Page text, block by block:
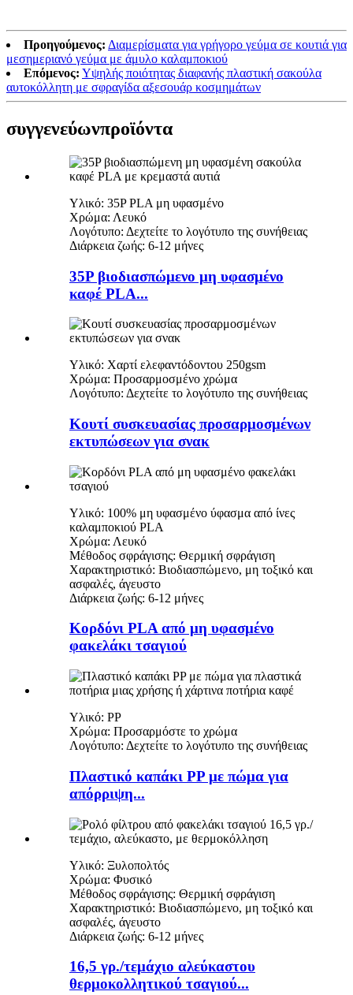
Προηγούμενος: Διαμερίσματα για γρήγορο γεύμα σε κουτιά για
μεσημεριανό γεύμα με άμυλο καλαμποκιού
Επόμενος: Υψηλής ποιότητας διαφανής πλαστική σακούλα
αυτοκόλλητη με σφραγίδα αξεσουάρ κοσμημάτων
συγγενεύωνπροϊόντα
Υλικό: 35P PLA μη υφασμένο
Χρώμα: Λευκό
Λογότυπο: Δεχτείτε το λογότυπο της συνήθειας
Διάρκεια ζωής: 6-12 μήνες
35P βιοδιασπώμενο μη υφασμένο
καφέ PLA...
Υλικό: Χαρτί ελεφαντόδοντου 250gsm
Χρώμα: Προσαρμοσμένο χρώμα
Λογότυπο: Δεχτείτε το λογότυπο της συνήθειας
Κουτί συσκευασίας προσαρμοσμένων
εκτυπώσεων για σνακ
Υλικό: 100% μη υφασμένο ύφασμα από ίνες
καλαμποκιού PLA
Χρώμα: Λευκό
Μέθοδος σφράγισης: Θερμική σφράγιση
Χαρακτηριστικό: Βιοδιασπώμενο, μη τοξικό και
ασφαλές, άγευστο
Διάρκεια ζωής: 6-12 μήνες
Κορδόνι PLA από μη υφασμένο
φακελάκι τσαγιού
Υλικό: PP
Χρώμα: Προσαρμόστε το χρώμα
Λογότυπο: Δεχτείτε το λογότυπο της συνήθειας
Πλαστικό καπάκι PP με πώμα για
απόρριψη...
Υλικό: Ξυλοπολτός
Χρώμα: Φυσικό
Μέθοδος σφράγισης: Θερμική σφράγιση
Χαρακτηριστικό: Βιοδιασπώμενο, μη τοξικό και
ασφαλές, άγευστο
Διάρκεια ζωής: 6-12 μήνες
16,5 γρ./τεμάχιο αλεύκαστου
θερμοκολλητικού τσαγιού...